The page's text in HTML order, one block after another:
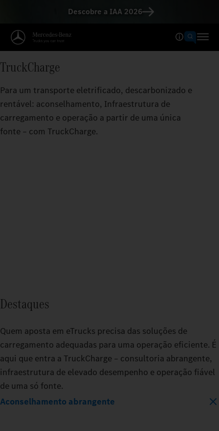
Descobre a IAA 2026
TruckCharge
Para um transporte eletrificado, descarbonizado e
rentável: aconselhamento, Infraestrutura de
carregamento e operação a partir de uma única
fonte – com TruckCharge.
Destaques
Quem aposta em eTrucks precisa das soluções de
carregamento adequadas para uma operação eficiente. É
aqui que entra a TruckCharge – consultoria abrangente,
infraestrutura de elevado desempenho e operação fiável
de uma só fonte.
Aconselhamento abrangente